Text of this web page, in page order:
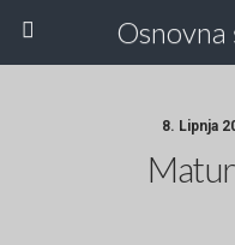
Osnovna
8. Lipnja